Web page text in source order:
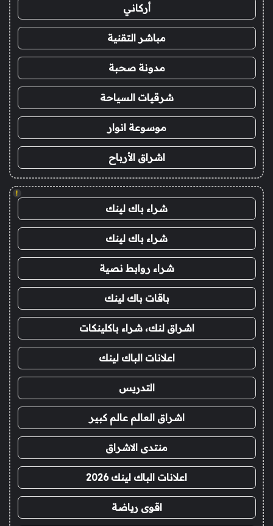
أركاني
مباشر التقنية
مدونة صحبة
شرقيات السياحة
موسوعة انوار
اشراق الأرباح
!
شراء باك لينك
شراء باك لينك
شراء روابط نصية
باقات باك لينك
اشراق لنك، شراء باكلينكات
اعلانات الباك لينك
التدريس
اشراق العالم عالم كبير
منتدى الاشراق
اعلانات الباك لينك 2026
اقوى رياضة